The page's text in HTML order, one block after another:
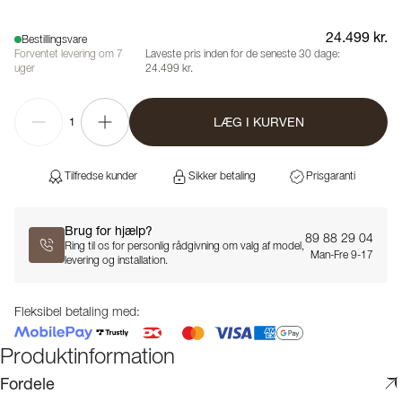
Bestillingsvare
Forventet levering om 7
uger
24.499 kr.
Laveste pris inden for de seneste 30 dage:
24.499 kr.
1 LÆG I KURVEN
Tilfredse kunder Sikker betaling Prisgaranti
Brug for hjælp?
Ring til os for personlig rådgivning om valg af model,
levering og installation.
89 88 29 04
Man-Fre 9-17
Fleksibel betaling med:
Produktinformation
Fordele